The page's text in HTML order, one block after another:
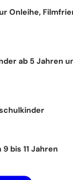
Onleihe,
ab 5 Jahren
bis 11 Jahren